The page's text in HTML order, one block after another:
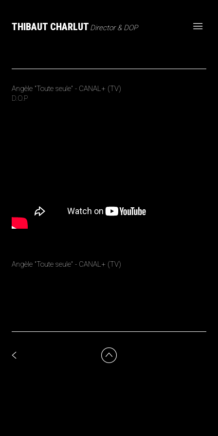
THIBAUT CHARLUT Director & DOP
Angèle "Toute seule" - CANAL+ (TV)
D.O.P
Angèle "Toute seule" - CANAL+ (TV)